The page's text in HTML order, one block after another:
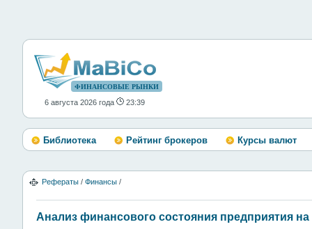
ФИНАНСОВЫЕ РЫНКИ
6 августа 2026 года 23:39
Библиотека Рейтинг брокеров Курсы валют
Рефераты / Финансы /
Анализ финансового состояния предприятия